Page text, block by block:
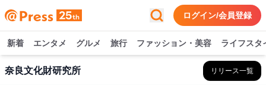
ログイン/会員登録
新着 エンタメ グルメ 旅行 ファッション・美容 ライフスタ
奈良文化財研究所 リリース一覧